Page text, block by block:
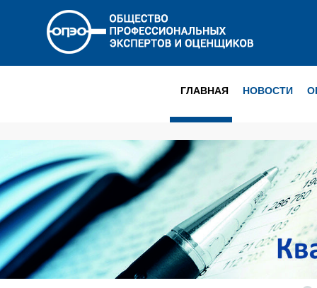
ГЛАВНАЯ НОВОСТИ